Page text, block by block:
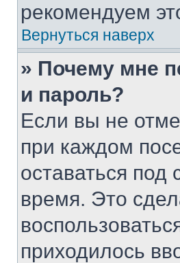
рекомендуем
Вернуться наверх
» Почему мне
и пароль?
Если вы не
при каждом
оставаться
время. Это
приходилось